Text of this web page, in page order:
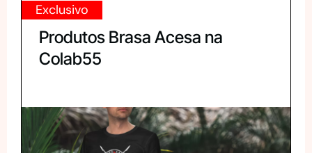
Exclusivo
Produtos Brasa Acesa na
Colab55